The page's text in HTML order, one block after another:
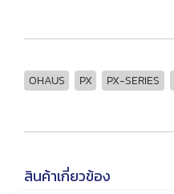
OHAUS PX PX-SERIES
สินค้าเกี่ยวข้อง